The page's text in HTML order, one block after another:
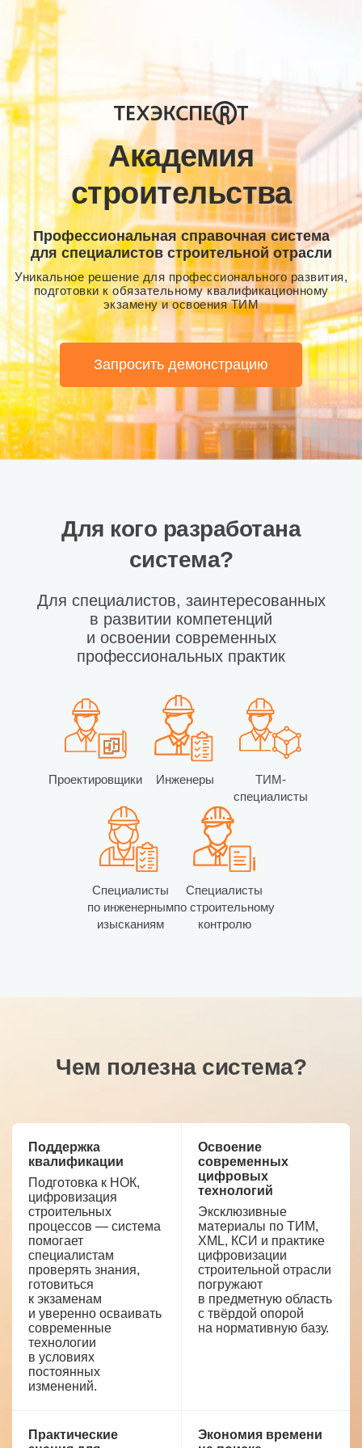
Академия
строительства
Профессиональная справочная система
для специалистов строительной отрасли
Уникальное решение для профессионального развития,
подготовки к обязательному квалификационному
экзамену и освоения ТИМ
Запросить демонстрацию
Для кого разработана
система?
Для специалистов, заинтересованных
в развитии компетенций
и освоении современных
профессиональных практик
Проектировщики Инженеры
ТИМ-
специалисты
Специалисты
по инженерным
изысканиям
Специалисты
по строительному
контролю
Чем полезна система?
Поддержка
квалификации
Подготовка к НОК,
цифровизация
строительных
процессов — система
помогает
специалистам
проверять знания,
готовиться
к экзаменам
и уверенно осваивать
современные
технологии
в условиях
постоянных
изменений.
Освоение
современных
цифровых
технологий
Эксклюзивные
материалы по ТИМ,
XML, КСИ и практике
цифровизации
строительной отрасли
погружают
в предметную область
с твёрдой опорой
на нормативную базу.
Практические
Экономия времени